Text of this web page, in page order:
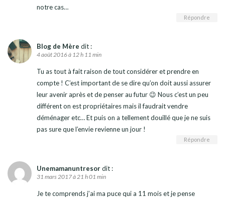
notre cas…
Répondre
Blog de Mère dit :
4 août 2016 à 12 h 11 min
Tu as tout à fait raison de tout considérer et prendre en
compte ! C’est important de se dire qu’on doit aussi assurer
leur avenir après et de penser au futur 😉 Nous c’est un peu
différent on est propriétaires mais il faudrait vendre
déménager etc… Et puis on a tellement douillé que je ne suis
pas sure que l’envie revienne un jour !
Répondre
Unemamanuntresordit :
31 mars 2017 à 21 h 01 min
Je te comprends j’ai ma puce qui a 11 mois et je pense